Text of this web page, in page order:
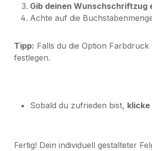
Gib deinen Wunschschriftzug
Achte auf die
Tipp: Falls du die Option Farbdruck
festlegen.
Sobald du zufrieden bist,
Fertig! Dein individuell gestalteter